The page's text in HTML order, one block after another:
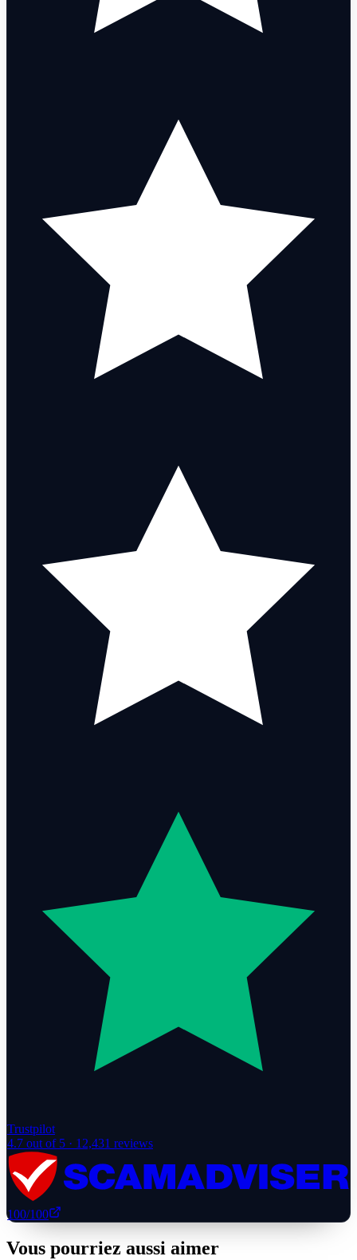
Trustpilot
4.7 out of 5 · 12,431 reviews
100/100
Vous pourriez aussi aimer